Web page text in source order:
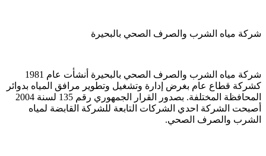
شركة مياه الشرب والصرف الصحي بالبحيرة
شركة مياه الشرب والصرف الصحي بالبحيرة أنشأت عام 1981
كشركة قطاع عام بغرض إدارة وتشغيل وتطوير مرافق المياه بدوائر
المحافظة المختلفة. بصدور القرار الجمهوري رقم 135 لسنة 2004
أصبحت الشركة احدي الشركات التابعة للشركة القابضة لمياه
الشرب والصرف الصحي.